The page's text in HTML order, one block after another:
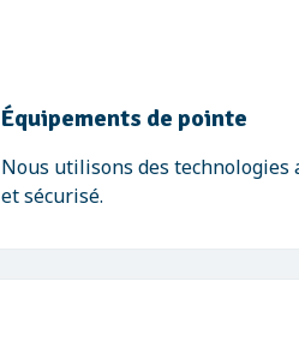
Équipements de pointe
Nous utilisons des
et sécurisé.